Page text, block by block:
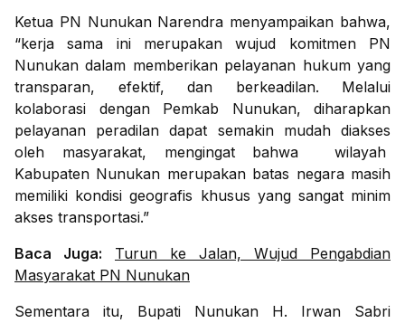
Ketua PN Nunukan Narendra menyampaikan bahwa,
“kerja sama ini merupakan wujud komitmen PN
Nunukan dalam memberikan pelayanan hukum yang
transparan, efektif, dan berkeadilan. Melalui
kolaborasi dengan Pemkab Nunukan, diharapkan
pelayanan peradilan dapat semakin mudah diakses
oleh masyarakat, mengingat bahwa wilayah
Kabupaten Nunukan merupakan batas negara masih
memiliki kondisi geografis khusus yang sangat minim
akses transportasi.”
Baca Juga:
Turun ke Jalan, Wujud Pengabdian
Masyarakat PN Nunukan
Sementara itu, Bupati Nunukan H. Irwan Sabri